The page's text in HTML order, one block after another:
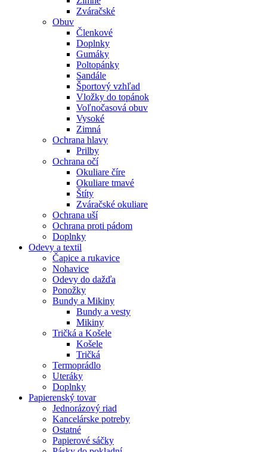
Zváračské
Obuv
Členkové
Doplnky
Gumáky
Poltopánky
Sandále
Športový vzhľad
Vložky do topánok
Voľnočasová obuv
Vysoké
Zimná
Ochrana hlavy
Prilby
Ochrana očí
Okuliare číre
Okuliare tmavé
Štíty
Zváračské okuliare
Ochrana uší
Ochrana proti pádom
Doplnky
Odevy a textil
Čapice a rukavice
Nohavice
Odevy do dažďa
Ponožky
Bundy a Mikiny
Bundy a vesty
Mikiny
Tričká a Košele
Košele
Tričká
Termoprádlo
Uteráky
Doplnky
Papierenský tovar
Jednorázový riad
Kancelárske potreby
Ostatné
Papierové sáčky